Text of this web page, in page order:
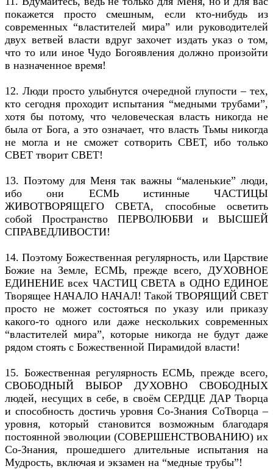
покажется просто смешным, если кто-нибудь из
современных “властителей мира” или руководителей
двух ветвей власти вдруг захочет издать указ о том,
что то или иное Чудо Богоявления должно произойти
в назначенное время!
12. Люди просто улыбнутся очередной глупости – тех,
кто сегодня проходит испытания “медными трубами”,
хотя бы потому, что человеческая власть никогда не
была от Бога, а это означает, что власть Тьмы никогда
не могла и не сможет сотворить СВЕТ, ибо только
СВЕТ творит СВЕТ!
13. Поэтому для Меня так важны “маленькие” люди,
ибо они ЕСМЬ истинные ЧАСТИЦЫ
ЖИВОТВОРЯЩЕГО СВЕТА, способные осветить
собой Пространство ПЕРВОЛЮБВИ и ВЫСШЕЙ
СПРАВЕДЛИВОСТИ!
14. Поэтому Божественная регулярность, или Царствие
Божие на Земле, ЕСМЬ, прежде всего, ДУХОВНОЕ
ЕДИНЕНИЕ всех ЧАСТИЦ СВЕТА в ОДНО ЕДИНОЕ
Творящее НАЧАЛО НАЧАЛ! Такой ТВОРЯЩИЙ СВЕТ
просто не может состояться по указу или приказу
какого-то одного или даже нескольких современных
“властителей мира”, которые никогда не будут даже
рядом стоять с Божественной Пирамидой власти!
15. Божественная регулярность ЕСМЬ, прежде всего,
СВОБОДНЫЙ ВЫБОР ДУХОВНО СВОБОДНЫХ
людей, несущих в себе, в своём СЕРДЦЕ ДАР Творца
и способность достичь уровня Со-Знания СоТворца –
уровня, который становится возможным благодаря
постоянной эволюции (СОВЕРШЕНСТВОВАНИЮ) их
Со-Знания, прошедшего длительные испытания на
Мудрость, включая и экзамен на “медные трубы”!